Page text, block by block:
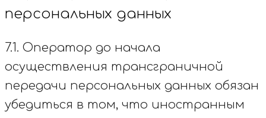
персональных данных
7.1. Оператор до начала
осуществления трансграничной
передачи персональных данных обязан
убедиться в том, что иностранным